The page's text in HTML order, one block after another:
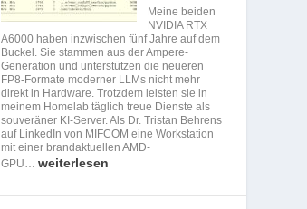
Meine beiden
NVIDIA RTX
A6000 haben inzwischen fünf Jahre auf dem
Buckel. Sie stammen aus der Ampere-
Generation und unterstützen die neueren
FP8-Formate moderner LLMs nicht mehr
direkt in Hardware. Trotzdem leisten sie in
meinem Homelab täglich treue Dienste als
souveräner KI-Server. Als Dr. Tristan Behrens
auf LinkedIn von MIFCOM eine Workstation
mit einer brandaktuellen AMD-
GPU…weiterlesen